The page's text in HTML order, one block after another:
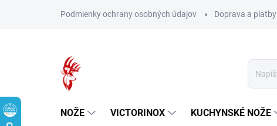
Podmienky ochrany osobných údajov Doprava a platby
NOŽE VICTORINOX KUCHYNSKÉ NOŽE